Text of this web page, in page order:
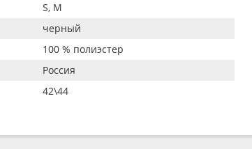
S, M
черный
100 % полиэстер
Россия
42\44